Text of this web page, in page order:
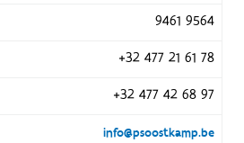
9461 9564
+32 477 21 61 78
+32 477 42 68 97
info@psoostkamp.be